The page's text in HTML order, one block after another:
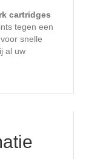
cartridges
tegen een
snelle
al uw